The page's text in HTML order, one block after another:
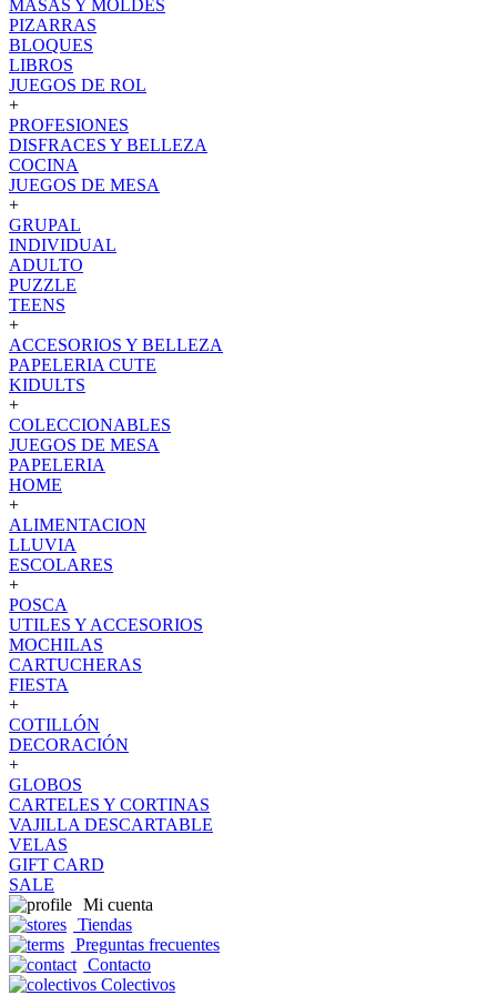
MASAS Y MOLDES
PIZARRAS
BLOQUES
LIBROS
JUEGOS DE ROL
+
PROFESIONES
DISFRACES Y BELLEZA
COCINA
JUEGOS DE MESA
+
GRUPAL
INDIVIDUAL
ADULTO
PUZZLE
TEENS
+
ACCESORIOS Y BELLEZA
PAPELERIA CUTE
KIDULTS
+
COLECCIONABLES
JUEGOS DE MESA
PAPELERIA
HOME
+
ALIMENTACION
LLUVIA
ESCOLARES
+
POSCA
UTILES Y ACCESORIOS
MOCHILAS
CARTUCHERAS
FIESTA
+
COTILLÓN
DECORACIÓN
+
GLOBOS
CARTELES Y CORTINAS
VAJILLA DESCARTABLE
VELAS
GIFT CARD
SALE
Mi cuenta
Tiendas
Preguntas frecuentes
Contacto
Colectivos